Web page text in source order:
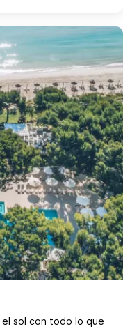
sol con todo lo que